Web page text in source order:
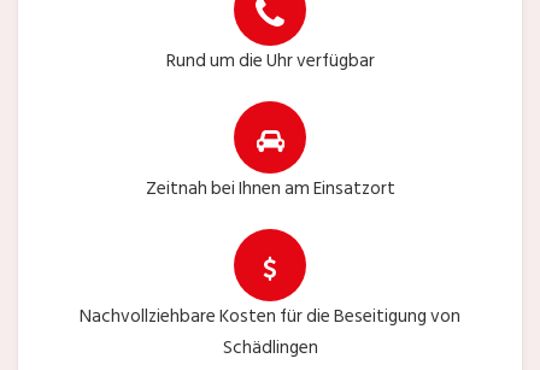
Rund um die Uhr verfügbar
Zeitnah bei Ihnen am Einsatzort
Nachvollziehbare Kosten für die Beseitigung von
Schädlingen